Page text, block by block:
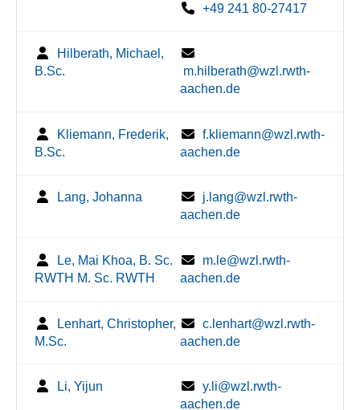
+49 241 80-27417
Hilberath, Michael,
B.Sc.
m.hilberath@wzl.rwth-
aachen.de
Kliemann, Frederik,
B.Sc.
f.kliemann@wzl.rwth-
aachen.de
Lang, Johanna
j.lang@wzl.rwth-
aachen.de
Le, Mai Khoa, B. Sc.
RWTH M. Sc. RWTH
m.le@wzl.rwth-
aachen.de
Lenhart, Christopher,
M.Sc.
c.lenhart@wzl.rwth-
aachen.de
Li, Yijun
y.li@wzl.rwth-
aachen.de